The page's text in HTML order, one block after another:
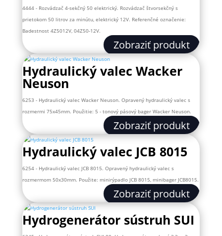
4444 - Rozvádzač 4-sekčný 50 elektrický. Rozvádzač štvorsekčný s
prietokom 50 litrov za minútu, elektrický 12V. Referenčné označenie:
Badestnost 4Z5012V, 04Z50-12V.
Zobraziť produkt
Hydraulický valec Wacker
Neuson
6253 - Hydraulický valec Wacker Neuson. Opravený hydraulický valec s
rozmermi 75x45mm. Použitie: 5 - tonový pásový bager Wacker Neuson.
Zobraziť produkt
Hydraulický valec JCB 8015
6254 - Hydraulický valec JCB 8015. Opravený hydraulický valec s
rozmermom 50x30mm. Použite: minirýpadlo JCB 8015, minibager JCB8015.
Zobraziť produkt
Hydrogenerátor sústruh SUI